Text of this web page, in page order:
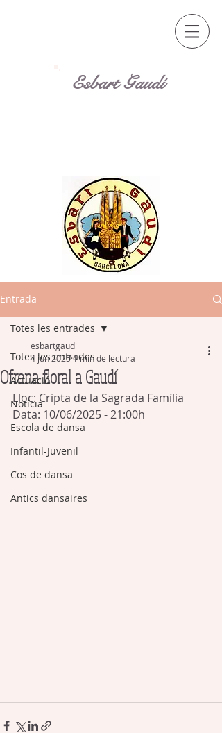
Esbart Gaudí
Entrada
Totes les entrades
Actuació
Notícia
Escola de dansa
Infantil-Juvenil
Cos de dansa
Antics dansaires
Totes les entrades
Ofrena floral a Gaudí
esbartgaudi
4 jun 20251 min de lectura
Lloc: Cripta de la Sagrada Família
Data: 10/06/2025 - 21:00h